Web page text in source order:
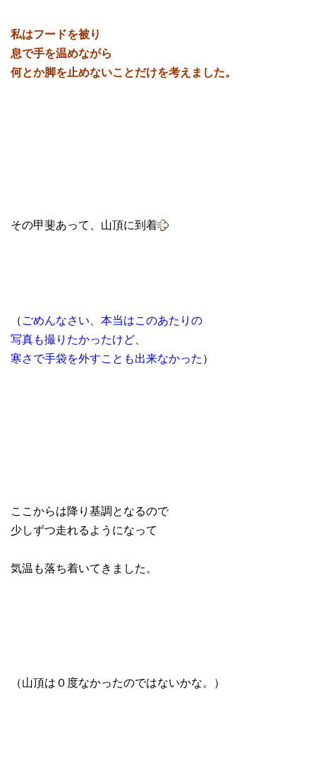
私はフードを被り
息で手を温めながら
何とか脚を止めないことだけを考えました。
その甲斐あって、山頂に到着
（ごめんなさい、本当はこのあたりの
写真も撮りたかったけど、
寒さで手袋を外すことも出来なかった）
ここからは降り基調となるので
少しずつ走れるようになって
気温も落ち着いてきました。
（山頂は０度なかったのではないかな。）